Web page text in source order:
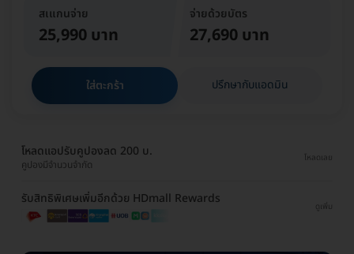
จ่ายด้วยบัตร
27,690 บาท
สเแกนจ่าย
25,990 บาท
ใส่ตะกร้า ปรึกษากับแอดมิน
โหลดแอปรับคูปองลด 200 บ.
คูปองมีจำนวนจำกัด
โหลดเลย
รับสิทธิพิเศษเพิ่มอีกด้วย HDmall Rewards
ดูเพิ่ม